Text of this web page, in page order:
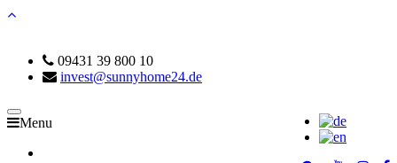
09431 39 800 10
invest@sunnyhome24.de
Toggle
navigation
Menu